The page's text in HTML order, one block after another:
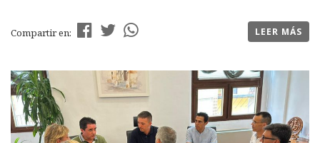
Compartir en: LEER MÁS